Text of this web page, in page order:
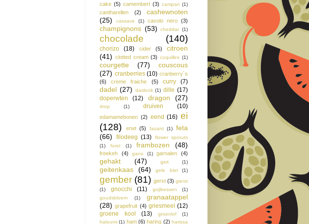
cake (5) camembert (3) campari (1)
cantharellen (2)
cashewnoten
(25)
cassave (1) cavolo nero (3)
champignons (53) cheddar (1)
chocolade (140)
chorizo (18) cider (5)
citroen
(41) clotted cream (3) coquilles (1)
courgette (77)
couscous
(27) cranberries (10) cranberry´s
(6)
creme fraiche (5) curry (7)
dadel (27) daslook (1) dille (17)
doperwten
(12) dragon (27)
drop (1) druiven (10)
edamamebonen (2) eend (16) ei
(128)
erwt (5) fazant (1)
feta
(66)
filodeeg (13)
flower sprouts
(1)
forel (1) frambozen (48)
freekeh (4) gans (1) garnalen (4)
gehakt (47) geit (1)
geitenkaas (64) gele biet (1)
gember (81) gerst (3) gierst
(1)
gnocchi (11) gojibessen
(1)
goudsbloem
(1)
granaatappel
(28) grapefruit (4) griesmeel (12)
groene kool
(13) groenlof
(1)
haloumi (1) ham (6) haring (2) harissa